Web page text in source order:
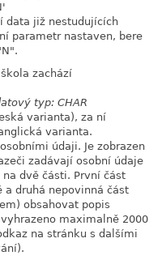
data již nestudujících
parametr nastaven, bere
zachází
typ: CHAR
varianta), za ní
varianta.
údaji. Je zobrazen
zadávají osobní údaje
dvě části. První část
a druhá nepovinná část
obsahovat popis
maximalně 2000
na stránku s dalšími